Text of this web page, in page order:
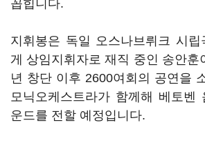
꼽힙니다.
지휘봉은 독일 오스나브뤼크 시
게 상임지휘자로 재직 중인 송안훈
년 창단 이후 2600여회의 공연을
모닉오케스트라가 함께해 베토벤
운드를 전할 예정입니다.